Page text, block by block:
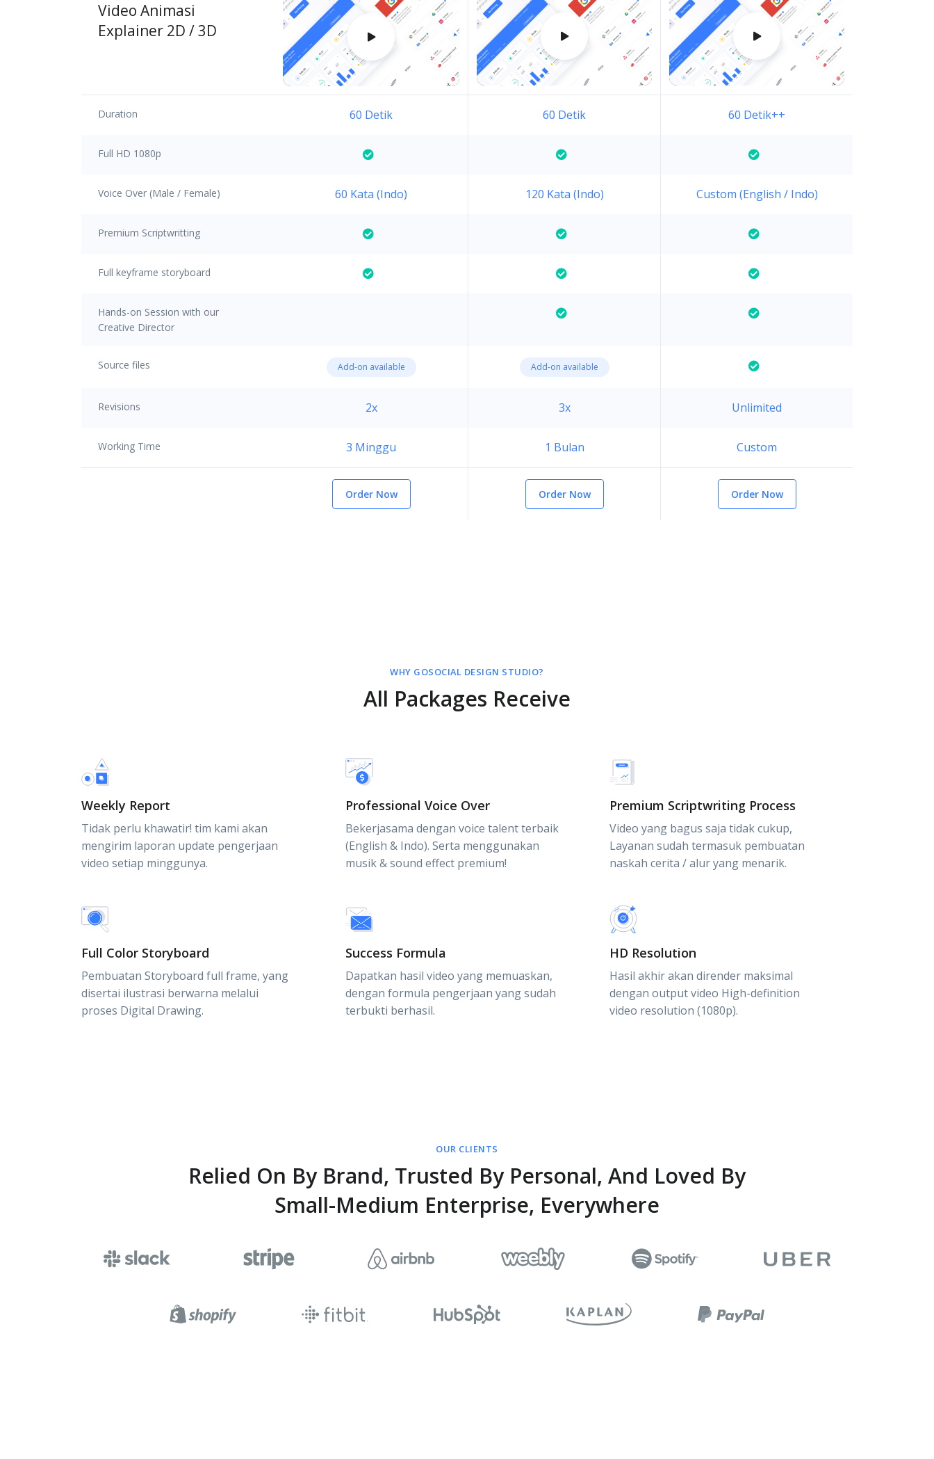
Video Animasi
Explainer 2D / 3D
Duration 60 Detik 60 Detik 60 Detik++
Full HD 1080p
Voice Over (Male / Female) 60 Kata (Indo) 120 Kata (Indo) Custom (English / Indo)
Premium Scriptwritting
Full keyframe storyboard
Hands-on Session with our
Creative Director
Source files Add-on available Add-on available
Revisions 2x 3x Unlimited
Working Time 3 Minggu 1 Bulan Custom
Order Now Order Now Order Now
WHY GOSOCIAL DESIGN STUDIO?
All Packages Receive
Weekly Report
Tidak perlu khawatir! tim kami akan
mengirim laporan update pengerjaan
video setiap minggunya.
Professional Voice Over
Bekerjasama dengan voice talent terbaik
(English & Indo). Serta menggunakan
musik & sound effect premium!
Premium Scriptwriting Process
Video yang bagus saja tidak cukup,
Layanan sudah termasuk pembuatan
naskah cerita / alur yang menarik.
Full Color Storyboard
Pembuatan Storyboard full frame, yang
disertai ilustrasi berwarna melalui
proses Digital Drawing.
Success Formula
Dapatkan hasil video yang memuaskan,
dengan formula pengerjaan yang sudah
terbukti berhasil.
HD Resolution
Hasil akhir akan dirender maksimal
dengan output video High-definition
video resolution (1080p).
OUR CLIENTS
Relied On By Brand, Trusted By Personal, And Loved By
Small-Medium Enterprise, Everywhere